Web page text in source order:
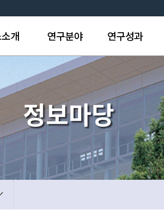
개
길
연구분야
주요연구 및 개발분야
연구수탁업무
연구성과
농업과학기술총서
정보마당